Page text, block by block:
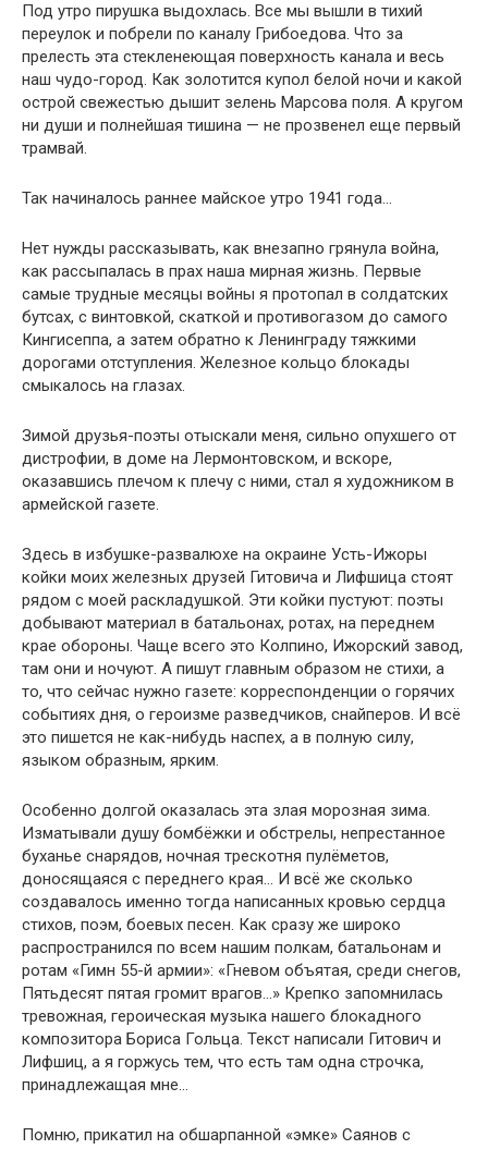
Под утро пирушка выдохлась. Все мы вышли в тихий
переулок и побрели по каналу Грибоедова. Что за
прелесть эта стекленеющая поверхность канала и весь
наш чудо-город. Как золотится купол белой ночи и какой
острой свежестью дышит зелень Марсова поля. А кругом
ни души и полнейшая тишина — не прозвенел еще первый
трамвай.
Так начиналось раннее майское утро 1941 года…
Нет нужды рассказывать, как внезапно грянула война,
как рассыпалась в прах наша мирная жизнь. Первые
самые трудные месяцы войны я протопал в солдатских
бутсах, с винтовкой, скаткой и противогазом до самого
Кингисеппа, а затем обратно к Ленинграду тяжкими
дорогами отступления. Железное кольцо блокады
смыкалось на глазах.
Зимой друзья-поэты отыскали меня, сильно опухшего от
дистрофии, в доме на Лермонтовском, и вскоре,
оказавшись плечом к плечу с ними, стал я художником в
армейской газете.
Здесь в избушке-развалюхе на окраине Усть-Ижоры
койки моих железных друзей Гитовича и Лифшица стоят
рядом с моей раскладушкой. Эти койки пустуют: поэты
добывают материал в батальонах, ротах, на переднем
крае обороны. Чаще всего это Колпино, Ижорский завод,
там они и ночуют. А пишут главным образом не стихи, а
то, что сейчас нужно газете: корреспонденции о горячих
событиях дня, о героизме разведчиков, снайперов. И всё
это пишется не как-нибудь наспех, а в полную силу,
языком образным, ярким.
Особенно долгой оказалась эта злая морозная зима.
Изматывали душу бомбёжки и обстрелы, непрестанное
буханье снарядов, ночная трескотня пулёметов,
доносящаяся с переднего края… И всё же сколько
создавалось именно тогда написанных кровью сердца
стихов, поэм, боевых песен. Как сразу же широко
распространился по всем нашим полкам, батальонам и
ротам «Гимн 55-й армии»: «Гневом объятая, среди снегов,
Пятьдесят пятая громит врагов…» Крепко запомнилась
тревожная, героическая музыка нашего блокадного
композитора Бориса Гольца. Текст написали Гитович и
Лифшиц, а я горжусь тем, что есть там одна строчка,
принадлежащая мне…
Помню, прикатил на обшарпанной «эмке» Саянов с